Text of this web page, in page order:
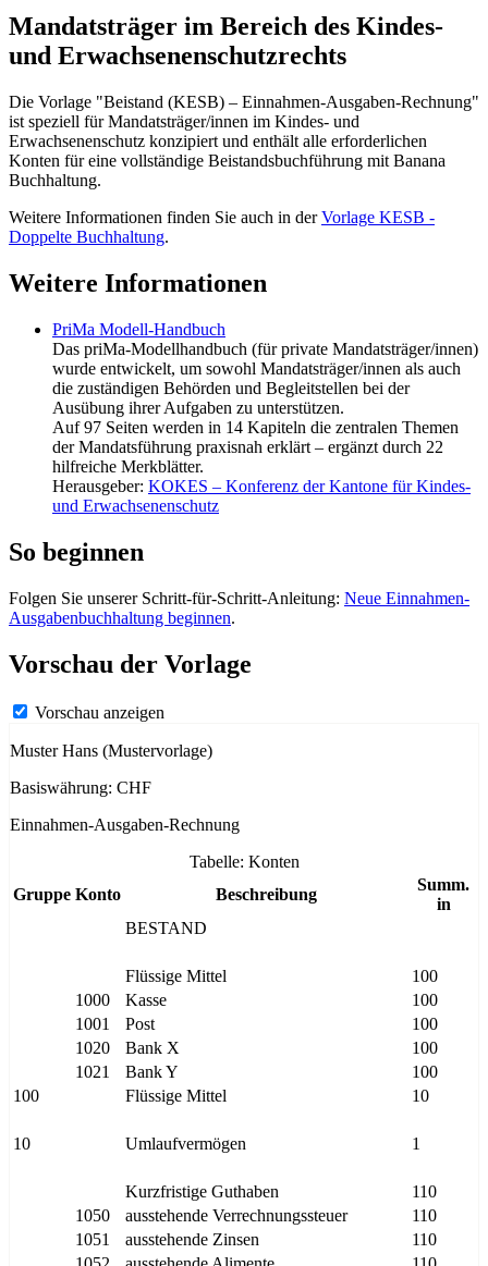
Mandatsträger im Bereich des Kindes-
und Erwachsenenschutzrechts
Die Vorlage "Beistand (KESB) – Einnahmen-Ausgaben-Rechnung"
ist speziell für Mandatsträger/innen im Kindes- und
Erwachsenenschutz konzipiert und enthält alle erforderlichen
Konten für eine vollständige Beistandsbuchführung mit Banana
Buchhaltung.
Weitere Informationen finden Sie auch in derVorlage KESB -
Doppelte Buchhaltung.
Weitere Informationen
PriMa Modell-Handbuch
Das priMa-Modellhandbuch (für private Mandatsträger/innen)
wurde entwickelt, um sowohl Mandatsträger/innen als auch
die zuständigen Behörden und Begleitstellen bei der
Ausübung ihrer Aufgaben zu unterstützen.
Auf 97 Seiten werden in 14 Kapiteln die zentralen Themen
der Mandatsführung praxisnah erklärt – ergänzt durch 22
hilfreiche Merkblätter.
Herausgeber: KOKES – Konferenz der Kantone für Kindes-
und Erwachsenenschutz
So beginnen
Folgen Sie unserer Schritt-für-Schritt-Anleitung: Neue Einnahmen-
Ausgabenbuchhaltung beginnen.
Vorschau der Vorlage
Vorschau anzeigen
Muster Hans (Mustervorlage)
Basiswährung: CHF
Einnahmen-Ausgaben-Rechnung
Tabelle: Konten
Gruppe Konto Beschreibung
Summ.
in
BESTAND
Flüssige Mittel
100
1000
Kasse
100
1001
Post
100
1020
Bank X
100
1021
Bank Y
100
100
Flüssige Mittel 10
10 Umlaufvermögen 1
Kurzfristige Guthaben
110
1050
ausstehende Verrechnungssteuer
110
1051
ausstehende Zinsen
110